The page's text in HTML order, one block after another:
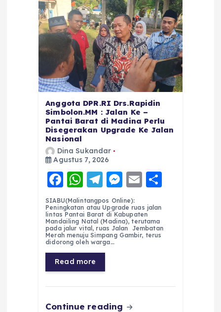
Anggota DPR.RI Drs.Rapidin
Simbolon.MM : Jalan Ke –
Pantai Barat di Madina Perlu
Disegerakan Upgrade Ke Jalan
Nasional
Dina Sukandar
Agustus 7, 2026
F
a
c
e
b
o
o
k
W
h
a
ts
A
p
p
T
el
e
g
r
a
m
M
e
ss
e
n
E
ai
l
re
SIABU(Malintangpos Online):
Peningkatan atau Upgrade ruas jalan
lintas Pantai Barat di Kabupaten
Mandailing Natal (Madina), terutama
pada jalur vital, ruas Jalan Jembatan
Merah menuju Simpang Gambir, terus
didorong oleh warga…
Read more
Continue reading